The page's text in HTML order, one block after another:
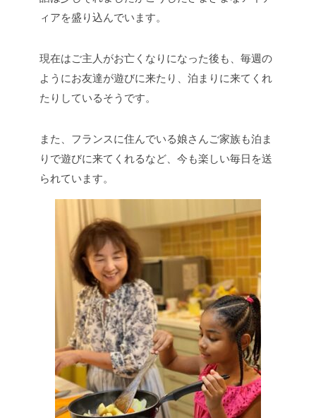
ィアを盛り込んでいます。
現在はご主人がお亡くなりになった後も、毎週の
ようにお友達が遊びに来たり、泊まりに来てくれ
たりしているそうです。
また、フランスに住んでいる娘さんご家族も泊ま
りで遊びに来てくれるなど、今も楽しい毎日を送
られています。